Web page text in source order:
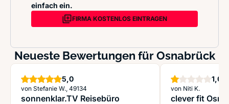
einfach ein.
FIRMA KOSTENLOS EINTRAGEN
Neueste Bewertungen für Osnabrück
5,0Sterne
von Stefanie W., 49134
sonnenklar.TV Reisebüro
1,0
von Niti K.
clever fit